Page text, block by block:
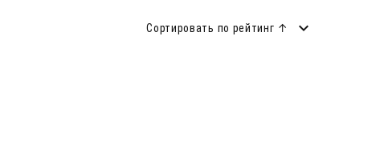
Сортировать по рейтинг ↑